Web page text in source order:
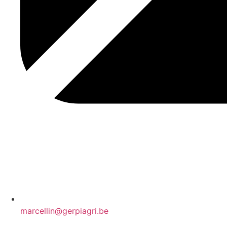
marcellin@gerpiagri.be